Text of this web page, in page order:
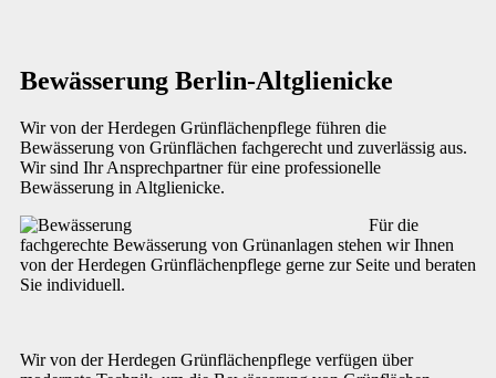
Bewässerung Berlin-Altglienicke
Wir von der Herdegen Grünflächenpflege führen die
Bewässerung von Grünflächen fachgerecht und zuverlässig aus.
Wir sind Ihr Ansprechpartner für eine professionelle
Bewässerung in Altglienicke.
Für die
fachgerechte Bewässerung von Grünanlagen stehen wir Ihnen
von der Herdegen Grünflächenpflege gerne zur Seite und beraten
Sie individuell.
Wir von der Herdegen Grünflächenpflege verfügen über